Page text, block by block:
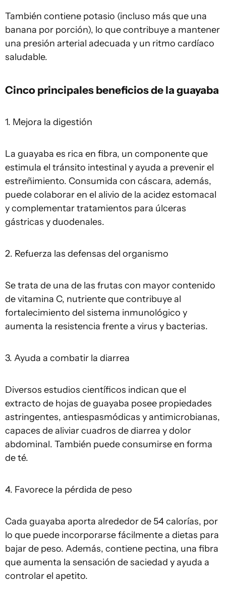
También contiene potasio (incluso más que una
banana por porción), lo que contribuye a mantener
una presión arterial adecuada y un ritmo cardíaco
saludable.
Cinco principales beneficios de la guayaba
1. Mejora la digestión
La guayaba es rica en fibra, un componente que
estimula el tránsito intestinal y ayuda a prevenir el
estreñimiento. Consumida con cáscara, además,
puede colaborar en el alivio de la acidez estomacal
y complementar tratamientos para úlceras
gástricas y duodenales.
2. Refuerza las defensas del organismo
Se trata de una de las frutas con mayor contenido
de vitamina C, nutriente que contribuye al
fortalecimiento del sistema inmunológico y
aumenta la resistencia frente a virus y bacterias.
3. Ayuda a combatir la diarrea
Diversos estudios científicos indican que el
extracto de hojas de guayaba posee propiedades
astringentes, antiespasmódicas y antimicrobianas,
capaces de aliviar cuadros de diarrea y dolor
abdominal. También puede consumirse en forma
de té.
4. Favorece la pérdida de peso
Cada guayaba aporta alrededor de 54 calorías, por
lo que puede incorporarse fácilmente a dietas para
bajar de peso. Además, contiene pectina, una fibra
que aumenta la sensación de saciedad y ayuda a
controlar el apetito.